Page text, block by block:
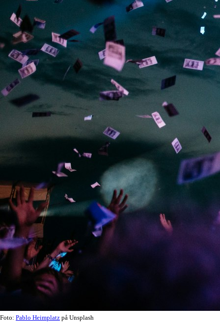
Foto: Pablo Heimplatz på Unsplash